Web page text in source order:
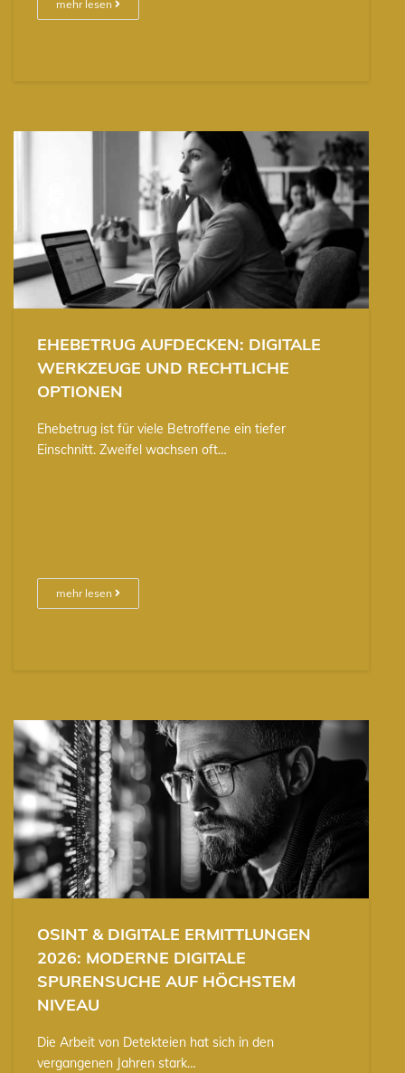
mehr lesen
EHEBETRUG AUFDECKEN: DIGITALE
WERKZEUGE UND RECHTLICHE
OPTIONEN
Ehebetrug ist für viele Betroffene ein tiefer
Einschnitt. Zweifel wachsen oft…
mehr lesen
OSINT & DIGITALE ERMITTLUNGEN
2026: MODERNE DIGITALE
SPURENSUCHE AUF HÖCHSTEM
NIVEAU
Die Arbeit von Detekteien hat sich in den
vergangenen Jahren stark…